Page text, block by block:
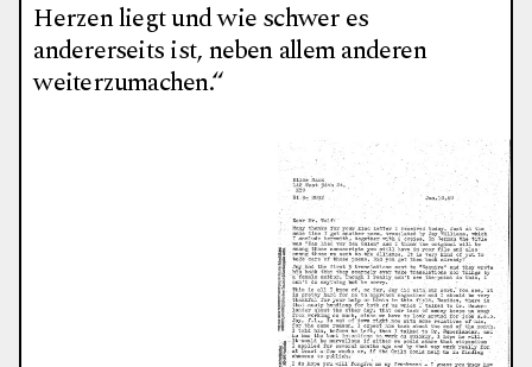
Herzen liegt und wie schwer es
andererseits ist, neben allem anderen
weiterzumachen.“